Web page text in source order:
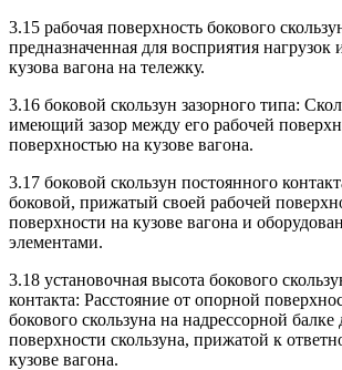
3.15 рабочая поверхность бокового
предназначенная для восприятия нагрузок
кузова вагона на тележку.
3.16 боковой скользун зазорного типа:
имеющий зазор между его рабочей
поверхностью на кузове вагона.
3.17 боковой скользун постоянного
боковой, прижатый своей рабочей
поверхности на кузове вагона и
элементами.
3.18 установочная высота бокового
контакта: Расстояние от опорной
бокового скользуна на надрессорной балке
поверхности скользуна, прижатой к
кузове вагона.